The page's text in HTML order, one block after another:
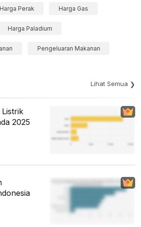
Harga Perak Harga Gas
Harga Paladium
Pengeluaran Makanan
Lihat Semua
2025